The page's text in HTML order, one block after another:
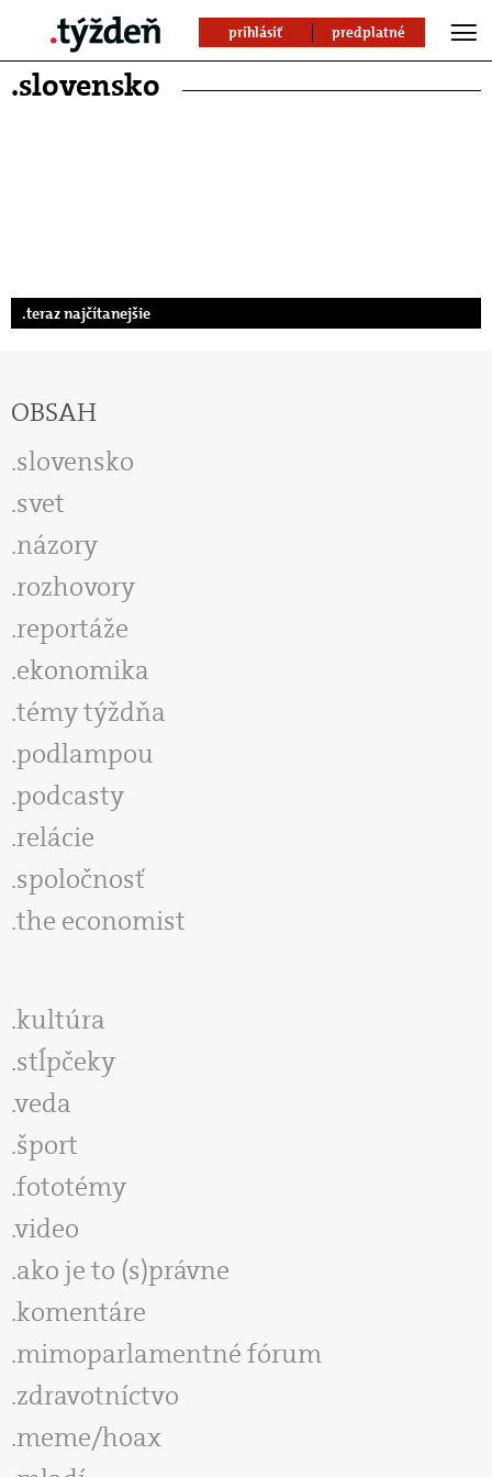
prihlásiť predplatné
.slovensko
.teraz najčítanejšie
OBSAH
slovensko
svet
názory
rozhovory
reportáže
ekonomika
témy týždňa
podlampou
podcasty
relácie
spoločnosť
the economist
kultúra
stĺpčeky
veda
šport
fototémy
video
ako je to (s)právne
komentáre
mimoparlamentné fórum
zdravotníctvo
meme/hoax